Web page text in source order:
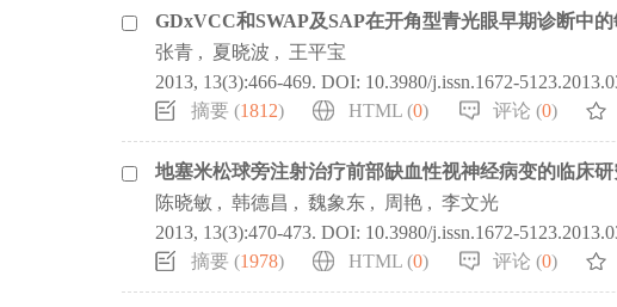
GDxVCC和SWAP及SAP在开角型青光眼早期诊断中
张青 , 夏晓波 , 王平宝
2013, 13(3):466-469. DOI: 10.3980/j.issn.1672-
摘要 (1812) HTML (0) 评论 (0)
地塞米松球旁注射治疗前部缺血性视神经病变的临床研
陈晓敏 , 韩德昌 , 魏象东 , 周艳 , 李文光
2013, 13(3):470-473. DOI: 10.3980/j.issn.1672-
摘要 (1978) HTML (0) 评论 (0)